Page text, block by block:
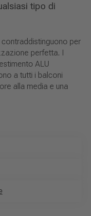
tipo di
contraddistinguono per
perfetta. I
ALU
a tutti i balconi
alla media e una